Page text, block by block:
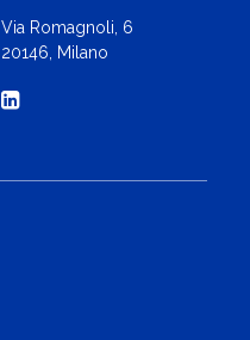
Via Romagnoli, 6
20146, Milano